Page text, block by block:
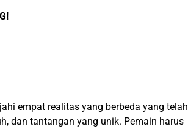
empat realitas yang berbeda yang telah
dan tantangan yang unik. Pemain harus